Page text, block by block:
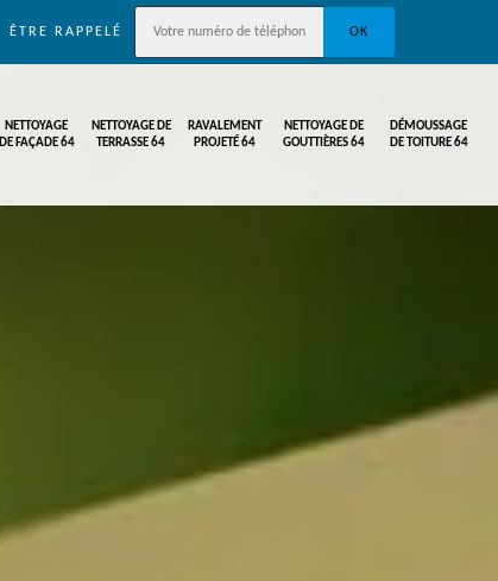
ÊTRE RAPPELÉ
NETTOYAGE
DE FAÇADE 64
NETTOYAGE DE
TERRASSE 64
RAVALEMENT
PROJETÉ 64
NETTOYAGE DE
GOUTTIÈRES 64
DÉMOUSSAGE
DE TOITURE 64